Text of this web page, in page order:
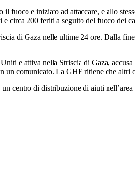
fuoco e iniziato ad attaccare, e allo
circa 200 feriti a seguito del fuoco dei
di Gaza nelle ultime 24 ore. Dalla
e attiva nella Striscia di Gaza,
un comunicato. La GHF ritiene che altri
centro di distribuzione di aiuti